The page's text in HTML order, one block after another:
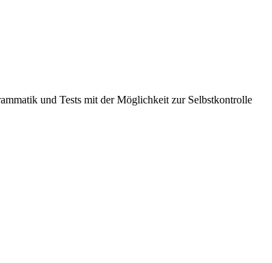
und Tests mit der Möglichkeit zur Selbstkontrolle